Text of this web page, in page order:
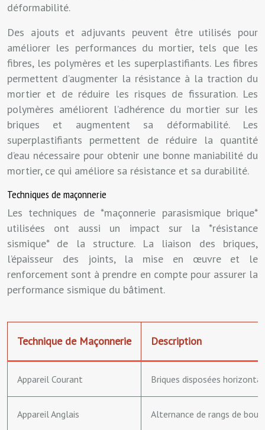
déformabilité.
Des ajouts et adjuvants peuvent être utilisés pour
améliorer les performances du mortier, tels que les
fibres, les polymères et les superplastifiants. Les fibres
permettent d’augmenter la résistance à la traction du
mortier et de réduire les risques de fissuration. Les
polymères améliorent l’adhérence du mortier sur les
briques et augmentent sa déformabilité. Les
superplastifiants permettent de réduire la quantité
d’eau nécessaire pour obtenir une bonne maniabilité du
mortier, ce qui améliore sa résistance et sa durabilité.
Techniques de maçonnerie
Les techniques de *maçonnerie parasismique brique*
utilisées ont aussi un impact sur la *résistance
sismique* de la structure. La liaison des briques,
l’épaisseur des joints, la mise en œuvre et le
renforcement sont à prendre en compte pour assurer la
performance sismique du bâtiment.
Technique de Maçonnerie Description
Appareil Courant Briques disposées
Appareil Anglais Alternance de rangs de